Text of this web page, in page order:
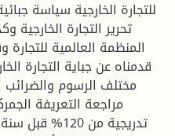
للتجارة الخارجية سياسة
تحرير التجارة الخارجية
المنظمة العالمية
قدمناه عن جباية التجارة
مختلف الرسوم والضرائب
مراجعة التعريفة